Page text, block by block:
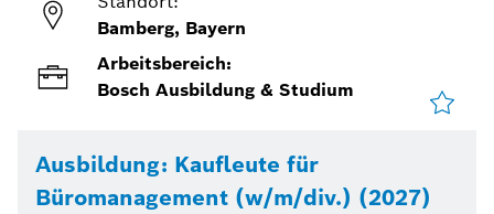
Bamberg, Bayern
Arbeitsbereich:
Bosch Ausbildung & Studium
Ausbildung: Kaufleute für
Büromanagement (w/m/div.) (2027)